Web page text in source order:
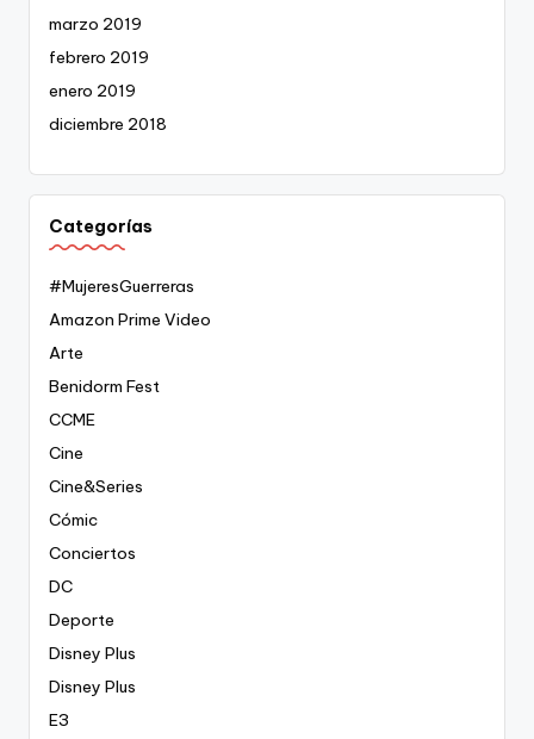
marzo 2019
febrero 2019
enero 2019
diciembre 2018
Categorías
#MujeresGuerreras
Amazon Prime Video
Arte
Benidorm Fest
CCME
Cine
Cine&Series
Cómic
Conciertos
DC
Deporte
Disney Plus
Disney Plus
E3